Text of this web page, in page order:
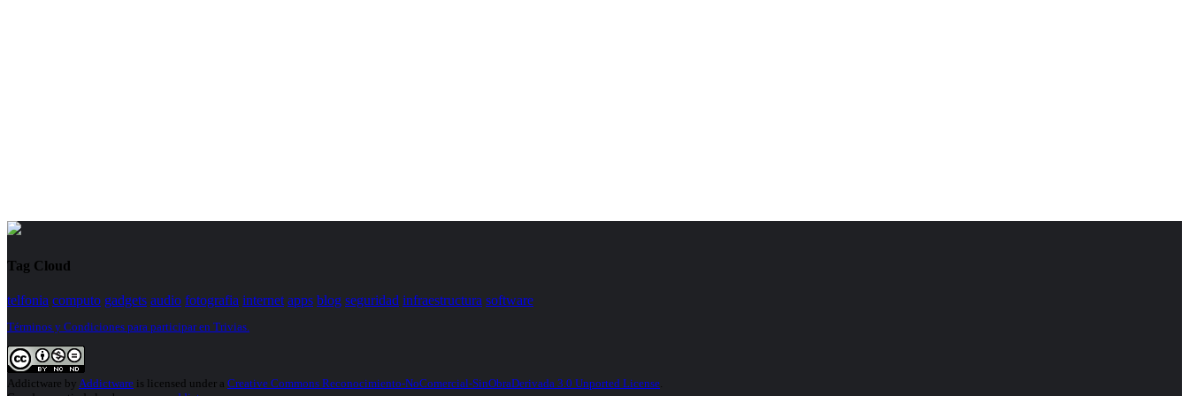
Tag Cloud
telfonia computo gadgets audio fotografia internet apps blog seguridad infraestructura software
Términos y Condiciones para participar en Trivias.
Addictware by Addictware is licensed under a Creative Commons Reconocimiento-NoComercial-SinObraDerivada 3.0 Unported License